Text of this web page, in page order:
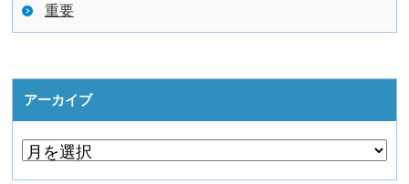
重要
アーカイブ